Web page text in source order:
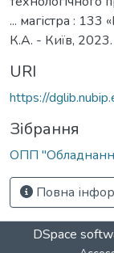
... магістра :
К.А. - Київ, 2023.
URI
https://
Зібрання
ОПП
Повна
DSpace